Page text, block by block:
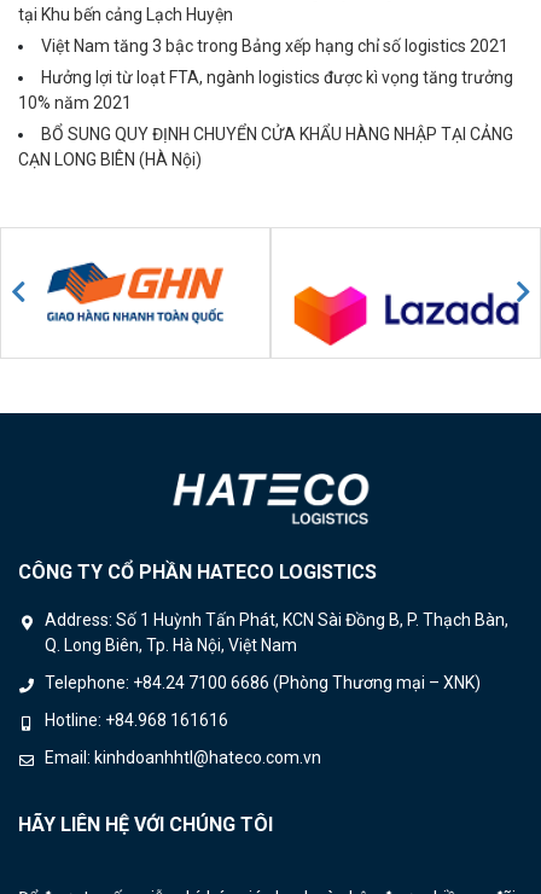
tại Khu bến cảng Lạch Huyện
Việt Nam tăng 3 bậc trong Bảng xếp hạng chỉ số logistics 2021
Hưởng lợi từ loạt FTA, ngành logistics được kì vọng tăng trưởng
10% năm 2021
BỔ SUNG QUY ĐỊNH CHUYỂN CỬA KHẨU HÀNG NHẬP TẠI CẢNG
CẠN LONG BIÊN (HÀ Nội)
CÔNG TY CỔ PHẦN HATECO LOGISTICS
Address: Số 1 Huỳnh Tấn Phát, KCN Sài Đồng B, P. Thạch Bàn,
Q. Long Biên, Tp. Hà Nội, Việt Nam
Telephone: +84.24 7100 6686 (Phòng Thương mại – XNK)
Hotline: +84.968 161616
Email: kinhdoanhhtl@hateco.com.vn
HÃY LIÊN HỆ VỚI CHÚNG TÔI